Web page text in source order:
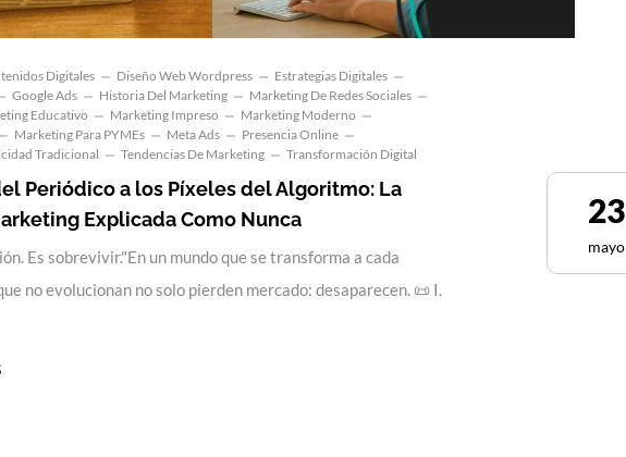
Digitales Diseño Web Wordpress
Estrategias Digitales
Google Ads Historia Del Marketing
Marketing De Redes Sociales
Educativo Marketing Impreso
Marketing Moderno
Marketing Para PYMEs Meta Ads
Presencia Online
Tradicional Tendencias De Marketing Transformación Digital
Periódico a los Píxeles del Algoritmo: La
Explicada Como Nunca
Es sobrevivir."En un mundo que se transforma a cada
no evolucionan no solo pierden mercado: desaparecen. 📜 I.
23
mayo